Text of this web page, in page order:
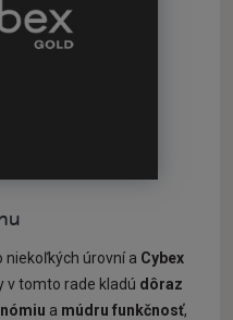
niekoľkých úrovní a Cybex
v tomto rade kladú dôraz
a múdru funkčnosť,